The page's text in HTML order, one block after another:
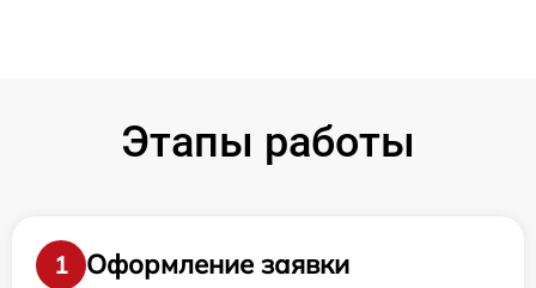
Этапы работы
1
Оформление заявки